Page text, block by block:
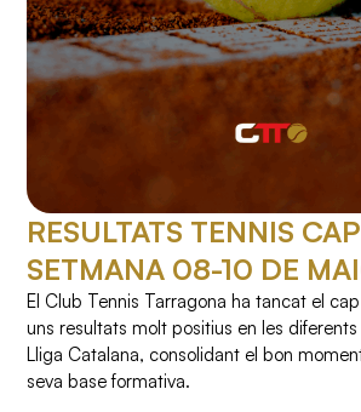
RESULTATS TENNIS
SETMANA 08-10 DE
El Club Tennis Tarragona ha tancat el
uns resultats molt positius en les
Lliga Catalana, consolidant el bon
seva base formativa.